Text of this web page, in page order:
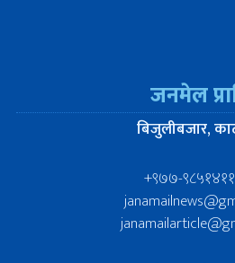
जनमेल
बिजुलीबजार,
+९७७-